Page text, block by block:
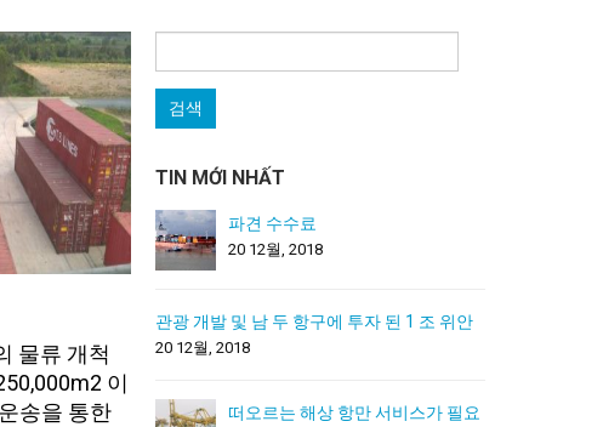
물류 개척
이
송을 통한
색:
TIN MỚI NHẤT
파견 수수료
20 12월, 2018
관광 개발 및 남 두 항구에 투자 된 1 조 위안
20 12월, 2018
떠오르는 해상 항만 서비스가 필요